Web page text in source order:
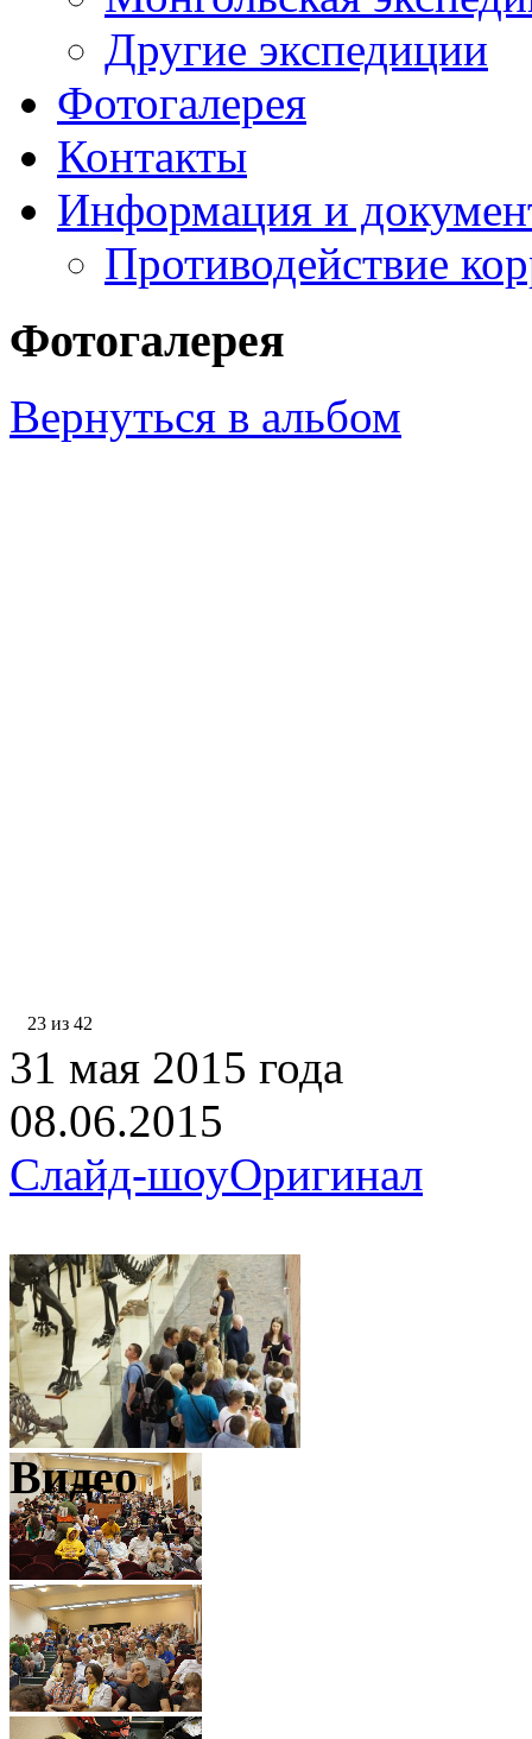
Другие экспедиции
Фотогалерея
Контакты
Информация и
Противодействие
Фотогалерея
Вернуться в альбом
23 из 42
31 мая 2015 года
08.06.2015
Слайд-шоуОригинал
Видео